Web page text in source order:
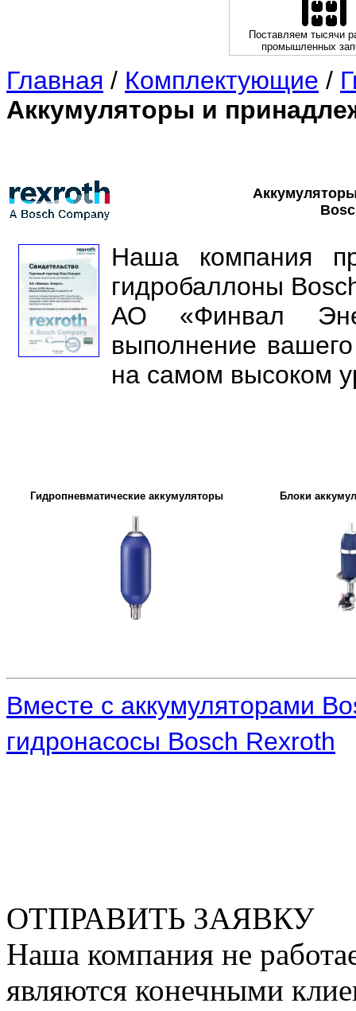
Поставляем тысячи
промышленных
Главная / Комплектующие /
Аккумуляторы и
Наша компания
гидробаллоны
АО «Финвал
выполнение
на самом высоком
Гидропневматические аккумуляторы Блоки
Вместе с аккумуляторами
гидронасосы Bosch Rexroth
ОТПРАВИТЬ ЗАЯВКУ
Наша компания не
являются конечными